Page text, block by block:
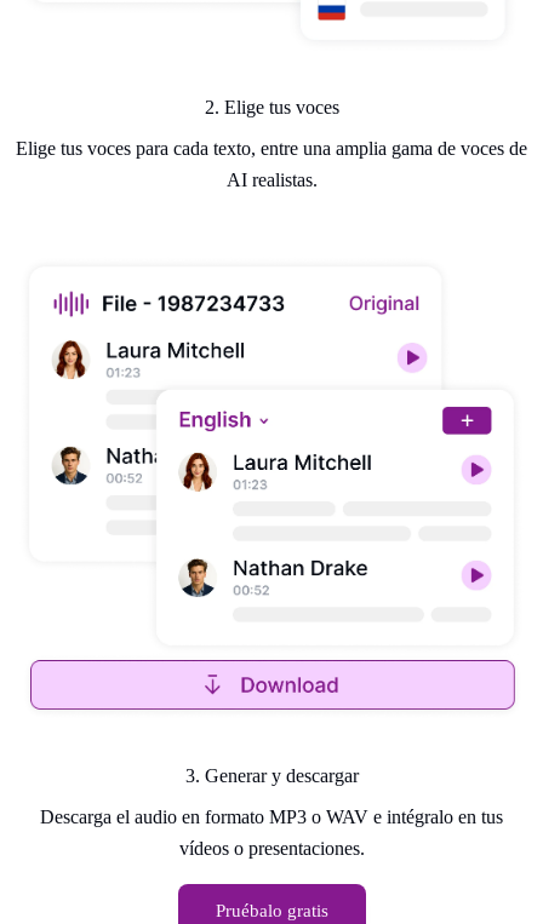
2. Elige tus voces
Elige tus voces para cada texto, entre una amplia gama de voces de
AI realistas.
3. Generar y descargar
Descarga el audio en formato MP3 o WAV e intégralo en tus
vídeos o presentaciones.
Pruébalo gratis